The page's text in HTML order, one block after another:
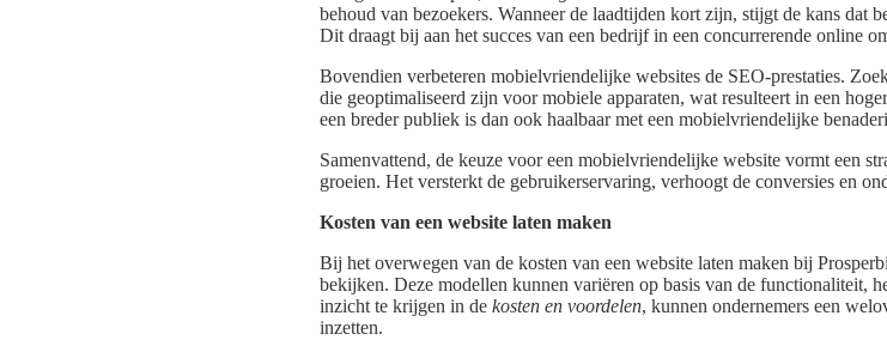
behoud van bezoekers. Wanneer de laadtijden kort zijn, stijgt de kans dat
Dit draagt bij aan het succes van een bedrijf in een concurrerende online
Bovendien verbeteren mobielvriendelijke websites de SEO-prestaties.
die geoptimaliseerd zijn voor mobiele apparaten, wat resulteert in een
een breder publiek is dan ook haalbaar met een mobielvriendelijke
Samenvattend, de keuze voor een mobielvriendelijke website vormt een
groeien. Het versterkt de gebruikerservaring, verhoogt de conversies en
Kosten van een website laten maken
Bij het overwegen van de kosten van een website laten maken bij
bekijken. Deze modellen kunnen variëren op basis van de functionaliteit,
inzicht te krijgen in de kosten en voordelen, kunnen ondernemers een
inzetten.